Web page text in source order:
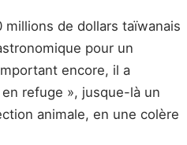
de dollars taïwanais
pour un
encore, il a
refuge », jusque-là un
animale, en une colère